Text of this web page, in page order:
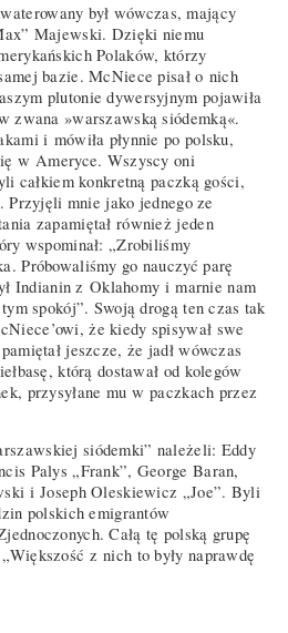
był wówczas, mający
Majewski. Dzięki niemu
Polaków, którzy
bazie. McNiece pisał o nich
plutonie dywersyjnym pojawiła
zwana »warszawską siódemką«.
i mówiła płynnie po polsku,
w Ameryce. Wszyscy oni
całkiem konkretną paczką gości,
Przyjęli mnie jako jednego ze
zapamiętał również jeden
wspominał: „Zrobiliśmy
Próbowaliśmy go nauczyć parę
Indianin z Oklahomy i marnie nam
spokój”. Swoją drogą ten czas tak
że kiedy spisywał swe
jeszcze, że jadł wówczas
którą dostawał od kolegów
przysyłane mu w paczkach przez
siódemki” należeli: Eddy
Palys „Frank”, George Baran,
i Joseph Oleskiewicz „Joe”. Byli
polskich emigrantów
Całą tę polską grupę
z nich to były naprawdę